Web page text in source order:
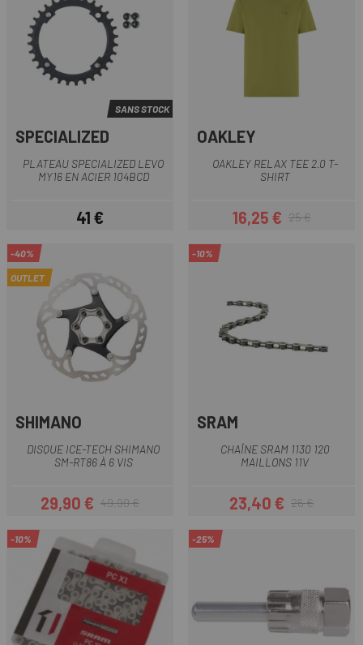
SANS STOCK
SPECIALIZED
PLATEAU SPECIALIZED LEVO
MY16 EN ACIER 104BCD
Prix
41 €
OAKLEY
OAKLEY RELAX TEE 2.0 T-
SHIRT
Prix
16,25 €Prix habituel
25 €
-40%
OUTLET
SHIMANO
DISQUE ICE-TECH SHIMANO
SM-RT86 À 6 VIS
Prix
29,90 €Prix habituel
49,99 €
-10%
SRAM
CHAÎNE SRAM 1130 120
MAILLONS 11V
Prix
23,40 €Prix habituel
26 €
-10% -25%